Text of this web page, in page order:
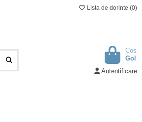
Lista de dorinte (0)
Cos
Gol
Autentificare